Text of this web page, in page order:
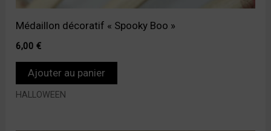
Médaillon décoratif « Spooky Boo »
6,00€
Ajouter au panier
HALLOWEEN